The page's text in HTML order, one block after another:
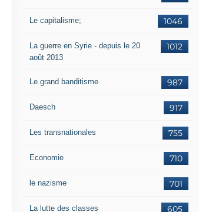
1046
Le capitalisme;
1012
La guerre en Syrie - depuis le 20
août 2013
987
Le grand banditisme
917
Daesch
755
Les transnationales
710
Economie
701
le nazisme
605
La lutte des classes